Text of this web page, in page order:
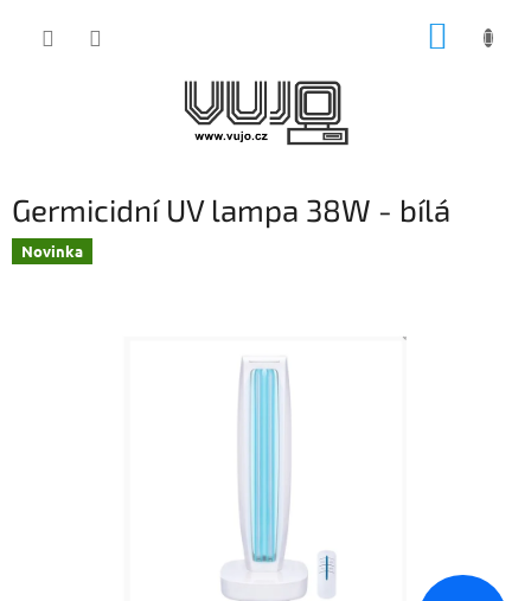
Germicidní UV lampa 38W - bílá
Novinka